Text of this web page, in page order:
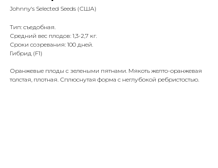
Johnny's Selected Seeds (США)
Тип: съедобная.
Средний вес плодов: 1,3-2,7 кг.
Сроки созревания: 100 дней.
Гибрид (F1)
Оранжевые плоды с зелеными пятнами. Мякоть желто-оранжевая
толстая, плотная. Сплюснутая форма с неглубокой ребристостью.